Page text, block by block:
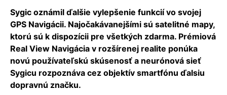
Sygic oznámil ďalšie vylepšenie funkcií vo svojej
GPS Navigácii. Najočakávanejšími sú satelitné mapy,
ktorú sú k dispozícii pre všetkých zdarma. Prémiová
Real View Navigácia v rozšírenej realite ponúka
novú používateľskú skúsenosť a neurónová sieť
Sygicu rozpoznáva cez objektív smartfónu ďalsiu
dopravnú značku.